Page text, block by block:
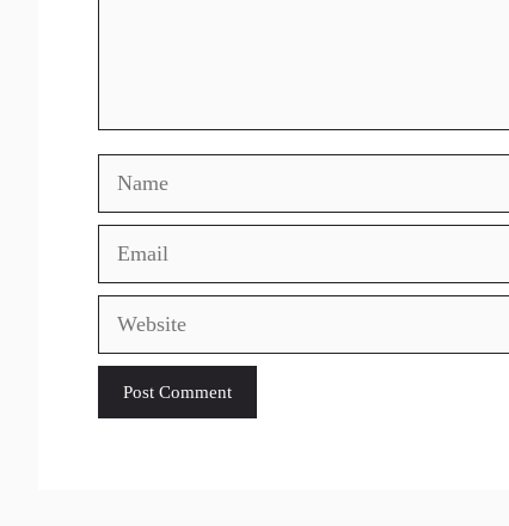
Name
Email
Website